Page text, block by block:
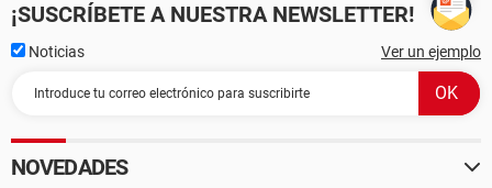
¡SUSCRÍBETE A NUESTRA NEWSLETTER!
Noticias Ver un ejemplo
NOVEDADES